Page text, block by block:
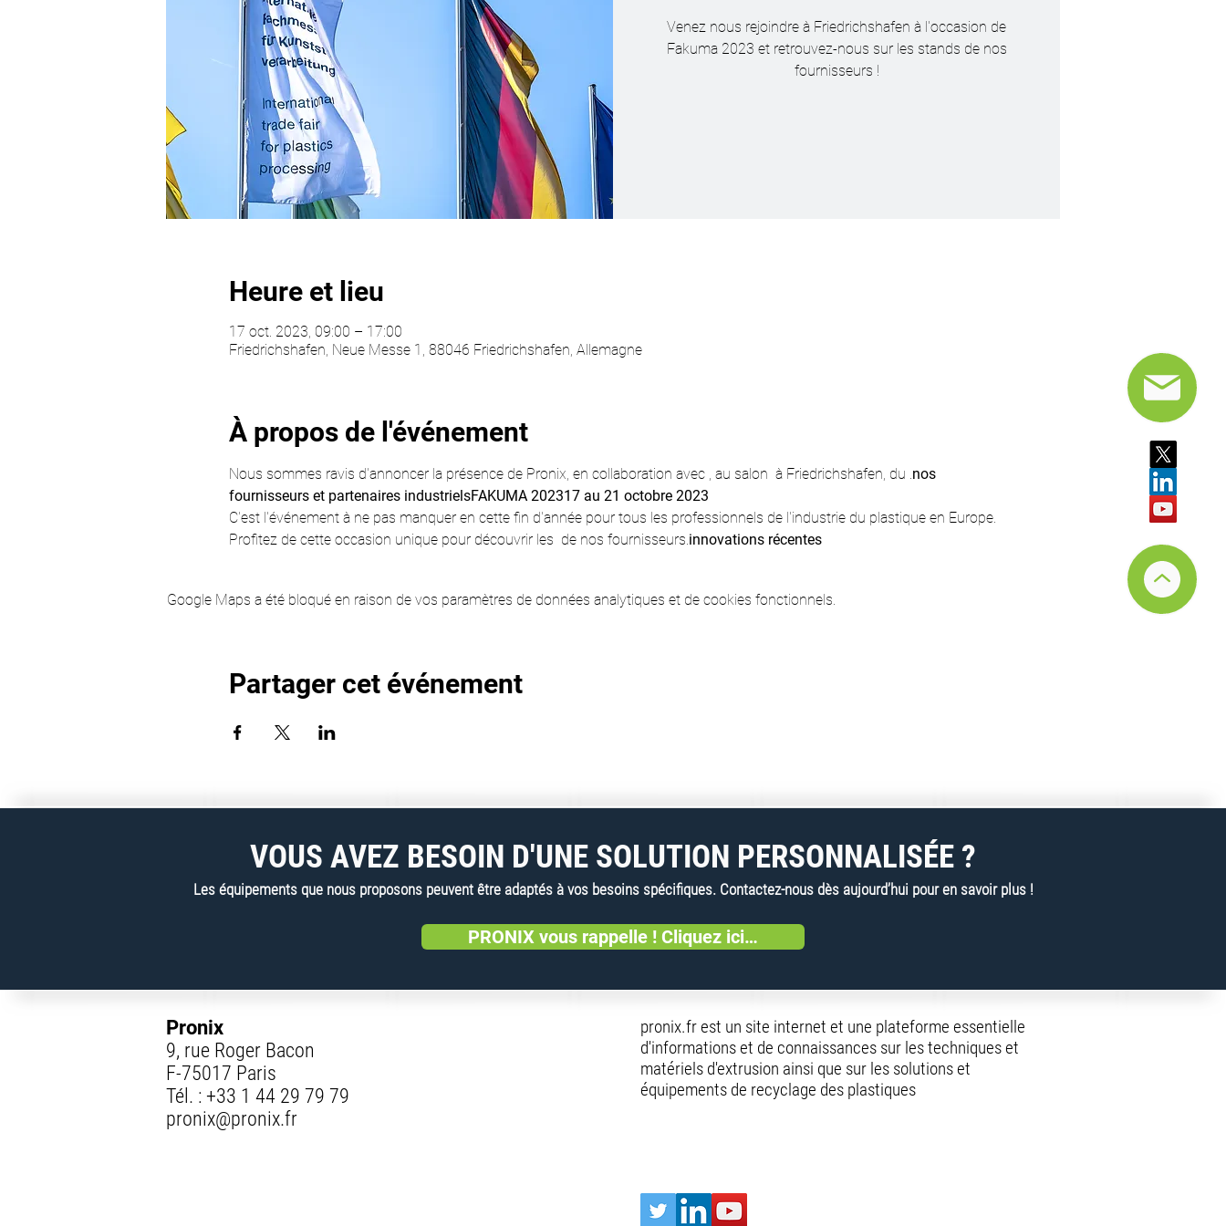
Venez nous rejoindre à Friedrichshafen à l'occasion de
Fakuma 2023 et retrouvez-nous sur les stands de nos
fournisseurs !
Heure et lieu
17 oct. 2023, 09:00 – 17:00
Friedrichshafen, Neue Messe 1, 88046 Friedrichshafen, Allemagne
À propos de l'événement
Nous sommes ravis d'annoncer la présence de Pronix, en collaboration avec , au salon à Friedrichshafen, du .nos
fournisseurs et partenaires industrielsFAKUMA 202317 au 21 octobre 2023
C'est l'événement à ne pas manquer en cette fin d'année pour tous les professionnels de l'industrie du plastique en Europe.
Profitez de cette occasion unique pour découvrir les de nos fournisseurs.innovations récentes
Google Maps a été bloqué en raison de vos paramètres de données analytiques et de cookies fonctionnels.
Partager cet événement
VOUS AVEZ BESOIN D'UNE SOLUTION PERSONNALISÉE ?
Les équipements que nous proposons peuvent être adaptés à vos besoins spécifiques. Contactez-nous dès aujourd’hui pour en savoir plus !
PRONIX vous rappelle ! Cliquez ici…
Pronix
9, rue Roger Bacon
F-75017 Paris
Tél. : +33 1 44 29 79 79
pronix@pronix.fr
pronix.fr est un site internet et une plateforme essentielle
d'informations et de connaissances sur les techniques et
matériels d'extrusion ainsi que sur les solutions et
équipements de recyclage des plastiques